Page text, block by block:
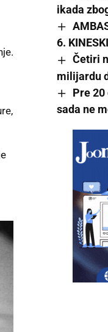
ikada
6.
Četiri
milijardu
Pre
sada ne